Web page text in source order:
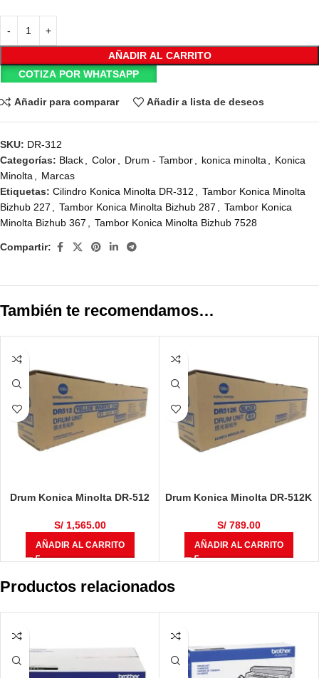
AÑADIR AL CARRITO
COTIZA POR WHATSAPP
Añadir para comparar Añadir a lista de deseos
SKU: DR-312
Categorías: Black Color Drum - Tambor konica minolta
Konica
Minolta
Marcas
Etiquetas: Cilindro Konica Minolta DR-312
Tambor Konica Minolta
Bizhub 227
Tambor Konica Minolta Bizhub 287
Tambor Konica
Minolta Bizhub 367
Tambor Konica Minolta Bizhub 7528
Compartir:
También te recomendamos…
Drum Konica Minolta DR-512
95,000 Páginas
S/1,565.00
AÑADIR AL CARRITO
Drum Konica Minolta DR-512K
C364, C454, C554, 120,000
S/789.00
AÑADIR AL CARRITO
Productos relacionados